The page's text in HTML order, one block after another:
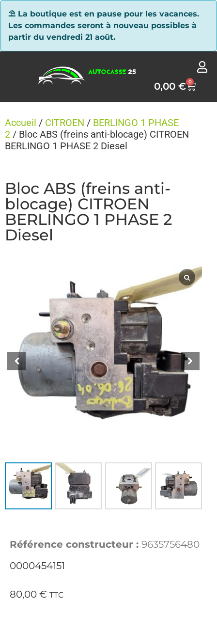
⛱ La boutique est en pause pour les vacances.
Les commandes seront à nouveau possibles à
partir du vendredi 21 août.
0,00€ 0
Accueil / CITROEN / BERLINGO 1 PHASE
2 / Bloc ABS (freins anti-blocage) CITROEN
BERLINGO 1 PHASE 2 Diesel
Bloc ABS (freins anti-
blocage) CITROEN
BERLINGO 1 PHASE 2
Diesel
Référence constructeur : 9635756480
0000454151
80,00 € TTC
Panneau de gestion des cookies